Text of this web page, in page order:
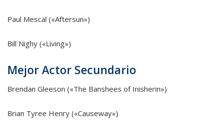
Paul Mescal («Aftersun»)
Bill Nighy («Living»)
Mejor Actor Secundario
Brendan Gleeson («The Banshees of Inisherin»)
Brian Tyree Henry («Causeway»)